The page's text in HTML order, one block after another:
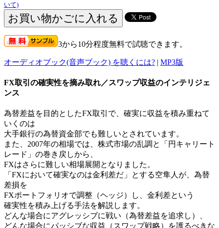
いて)
3から10分程度無料で試聴できます。
オーディオブック(音声ブック) を聴くには? | MP3版
FX取引の確実性を摘み取れ／スワップ収益のインテリジェ
ンス
為替差益を目的としたFX取引で、確実に収益を積み重ねて
いくのは
大手銀行の為替資金部でも難しいとされています。
また、2007年の相場では、株式市場の乱調と「円キャリート
レード」の巻き戻しから、
FXはさらに難しい相場展開となりました。
「FXにおいて確実なのは金利差だ」とする空隼人が、為替
差損を
FXポートフォリオで調整（ヘッジ）し、金利差という
確実性を積み上げる手法を解説します。
どんな場合にアグレッシブに戦い（為替差益を追求し）、
どんな場合にパッシブな収益（スワップ戦略）を護るべきな